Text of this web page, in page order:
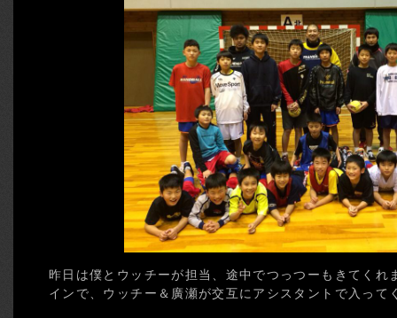
昨日は僕とウッチーが担当、途中でつっつーもきてく
インで、ウッチー＆廣瀬が交互にアシスタントで入って